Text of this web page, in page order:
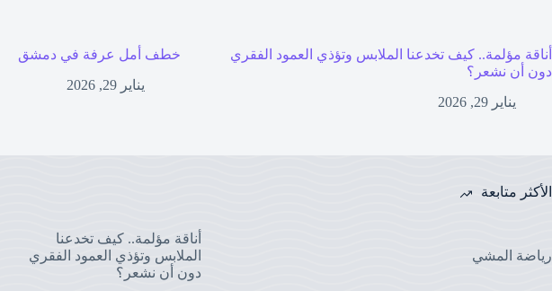
أناقة مؤلمة.. كيف تخدعنا الملابس وتؤذي العمود الفقري
دون أن نشعر؟
يناير 29, 2026
خطف أمل عرفة في دمشق
يناير 29, 2026
الأكثر متابعة
رياضة المشي
أناقة مؤلمة.. كيف تخدعنا
الملابس وتؤذي العمود الفقري
دون أن نشعر؟